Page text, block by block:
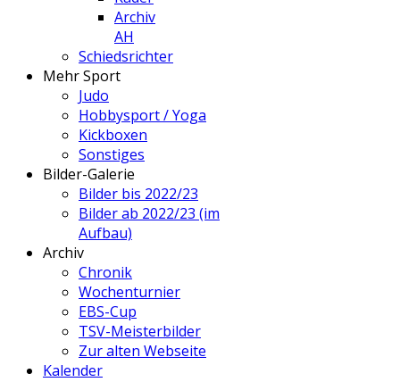
Archiv
AH
Schiedsrichter
Mehr Sport
Judo
Hobbysport / Yoga
Kickboxen
Sonstiges
Bilder-Galerie
Bilder bis 2022/23
Bilder ab 2022/23 (im
Aufbau)
Archiv
Chronik
Wochenturnier
EBS-Cup
TSV-Meisterbilder
Zur alten Webseite
Kalender